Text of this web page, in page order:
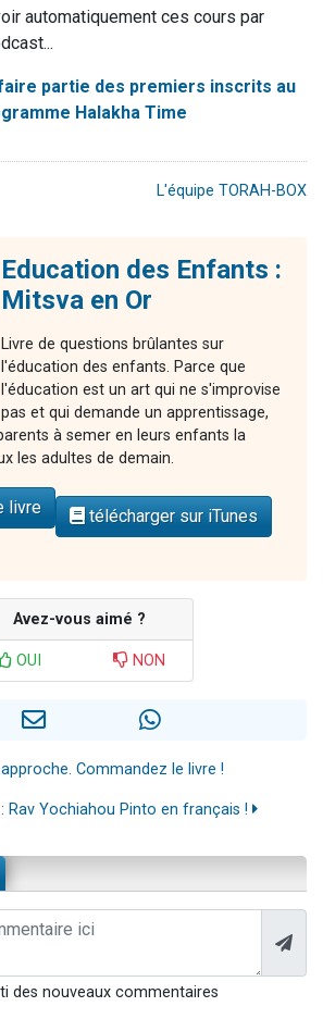
automatiquement ces cours par
partie des premiers inscrits au
Halakha Time
L'équipe TORAH-BOX
Education des Enfants :
Mitsva en Or
Livre de questions brûlantes sur
l'éducation des enfants. Parce que
l'éducation est un art qui ne s'improvise
pas et qui demande un apprentissage,
à semer en leurs enfants la
les adultes de demain.
livre télécharger sur iTunes
Avez-vous aimé ?
OUI NON
Commandez le livre !
Rav Yochiahou Pinto en français !
des nouveaux commentaires